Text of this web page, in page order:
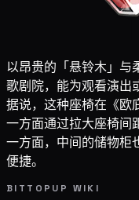
以昂贵的「悬铃木」与
歌剧院，能为观看演出
据说，这种座椅在《欧
一方面通过拉大座椅间
一方面，中间的储物柜
便捷。
BITTOPUP WIKI